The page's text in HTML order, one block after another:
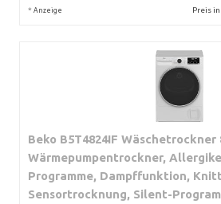
* Anzeige Preis
Beko B5T4824IF
Wärmepumpentrockner,
Programme, Dampffunktion,
Sensortrocknung, Silent-